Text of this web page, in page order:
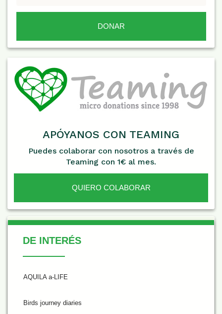
APÓYANOS CON TEAMING
Puedes colaborar con nosotros a través de
Teaming con 1€ al mes.
QUIERO COLABORAR
De Interés
DE INTERÉS
AQUILA a-LIFE
Birds journey diaries